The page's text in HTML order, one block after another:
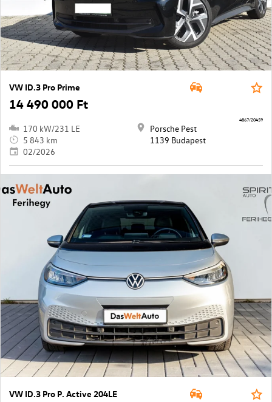
VW ID.3 Pro Prime
14 490 000 Ft
170 kW/231 LE
5 843 km
02/2026
Porsche Pest
1139 Budapest
4867/20459
VW ID.3 Pro P. Active 204LE